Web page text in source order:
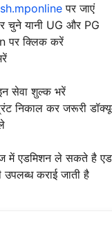
पर जाएं
चुने यानी UG और PG
पर क्लिक करें
सेवा शुल्क भरें
निकाल कर जरूरी
एडमिशन ले सकते है
कराई जाती है